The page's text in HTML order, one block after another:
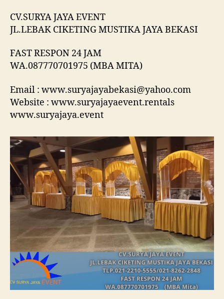
CV.SURYA JAYA EVENT
JL.LEBAK CIKETING MUSTIKA JAYA BEKASI
FAST RESPON 24 JAM
WA.087770701975 (MBA MITA)
Email : www.suryajayabekasi@yahoo.com
Website : www.suryajayaevent.rentals
www.suryajaya.event